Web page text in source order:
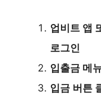
업비트 앱
로그인
입출금 메
입금 버튼